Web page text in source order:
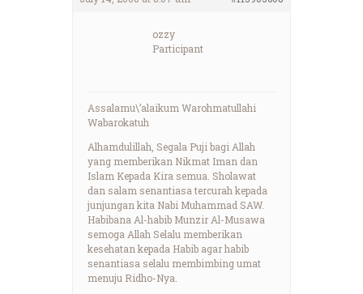
ozzy
Participant
Assalamu\’alaikum Warohmatullahi
Wabarokatuh
Alhamdulillah, Segala Puji bagi Allah
yang memberikan Nikmat Iman dan
Islam Kepada Kira semua. Sholawat
dan salam senantiasa tercurah kepada
junjungan kita Nabi Muhammad SAW.
Habibana Al-habib Munzir Al-Musawa
semoga Allah Selalu memberikan
kesehatan kepada Habib agar habib
senantiasa selalu membimbing umat
menuju Ridho-Nya.